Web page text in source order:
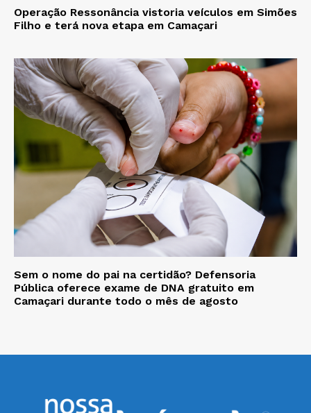
Operação Ressonância vistoria veículos em Simões
Filho e terá nova etapa em Camaçari
Sem o nome do pai na certidão? Defensoria
Pública oferece exame de DNA gratuito em
Camaçari durante todo o mês de agosto